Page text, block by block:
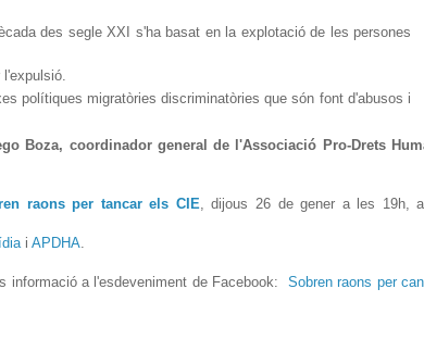
des segle XXI s'ha basat en la explotació de les persones
polítiques migratòries discriminatòries que són font d'abusos i
Boza, coordinador general de l'Associació Pro-Drets
raons per tancar els CIE , dijous 26 de gener a les 19h,
i APDHA
informació a l'esdeveniment de Facebook: Sobren raons per